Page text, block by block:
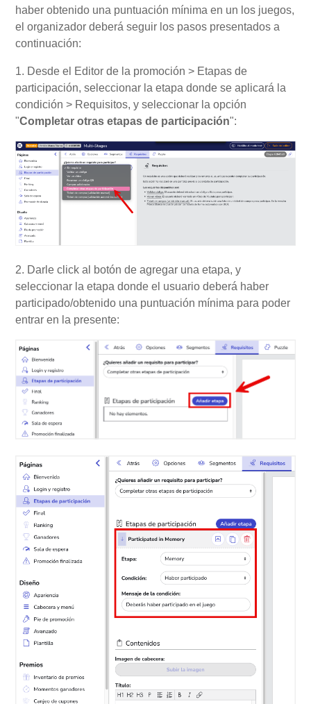
haber obtenido una puntuación mínima en un los juegos,
el organizador deberá seguir los pasos presentados a
continuación:
1. Desde el Editor de la promoción > Etapas de
participación, seleccionar la etapa donde se aplicará la
condición > Requisitos, y seleccionar la opción
"Completar otras etapas de participación":
2. Darle click al botón de agregar una etapa, y
seleccionar la etapa donde el usuario deberá haber
participado/obtenido una puntuación mínima para poder
entrar en la presente: